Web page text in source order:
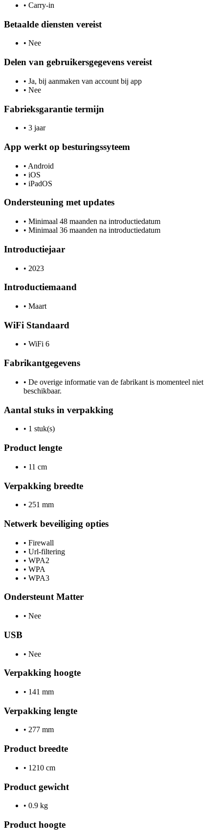
• Carry-in
Betaalde diensten vereist
• Nee
Delen van gebruikersgegevens vereist
• Ja, bij aanmaken van account bij app
• Nee
Fabrieksgarantie termijn
• 3 jaar
App werkt op besturingssyteem
• Android
• iOS
• iPadOS
Ondersteuning met updates
• Minimaal 48 maanden na introductiedatum
• Minimaal 36 maanden na introductiedatum
Introductiejaar
• 2023
Introductiemaand
• Maart
WiFi Standaard
• WiFi 6
Fabrikantgegevens
• De overige informatie van de fabrikant is momenteel niet
beschikbaar.
Aantal stuks in verpakking
• 1 stuk(s)
Product lengte
• 11 cm
Verpakking breedte
• 251 mm
Netwerk beveiliging opties
• Firewall
• Url-filtering
• WPA2
• WPA
• WPA3
Ondersteunt Matter
• Nee
USB
• Nee
Verpakking hoogte
• 141 mm
Verpakking lengte
• 277 mm
Product breedte
• 1210 cm
Product gewicht
• 0.9 kg
Product hoogte